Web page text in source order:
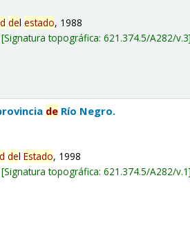
delestado, 1988
Signatura topográfica:621.374.5/A282/v.3
de Río Negro.
delEstado, 1998
Signatura topográfica:621.374.5/A282/v.1